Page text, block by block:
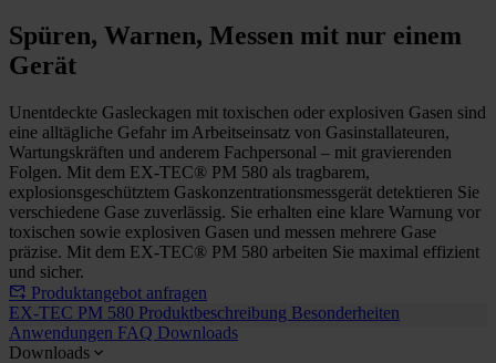
Spüren, Warnen, Messen mit nur einem
Gerät
Unentdeckte Gasleckagen mit toxischen oder explosiven Gasen sind
eine alltägliche Gefahr im Arbeitseinsatz von Gasinstallateuren,
Wartungskräften und anderem Fachpersonal – mit gravierenden
Folgen. Mit dem EX-TEC® PM 580 als tragbarem,
explosionsgeschütztem Gaskonzentrationsmessgerät detektieren Sie
verschiedene Gase zuverlässig. Sie erhalten eine klare Warnung vor
toxischen sowie explosiven Gasen und messen mehrere Gase
präzise. Mit dem EX-TEC® PM 580 arbeiten Sie maximal effizient
und sicher.
Produktangebot anfragen
EX-TEC PM 580 Produktbeschreibung Besonderheiten
Anwendungen FAQ Downloads
Downloads